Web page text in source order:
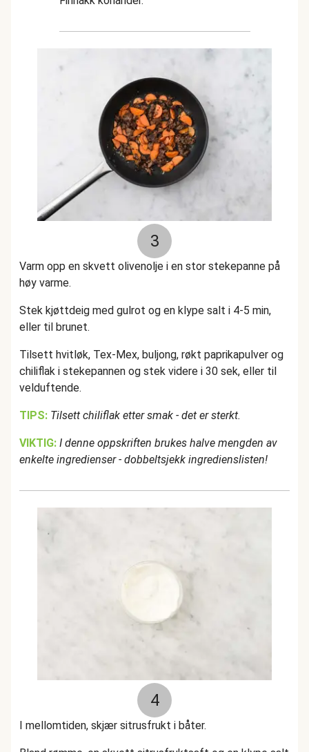
3
Varm opp en skvett olivenolje i en stor stekepanne på
høy varme.
Stek kjøttdeig med gulrot og en klype salt i 4-5 min,
eller til brunet.
Tilsett hvitløk, Tex-Mex, buljong, røkt paprikapulver og
chiliflak i stekepannen og stek videre i 30 sek, eller til
velduftende.
TIPS: Tilsett chiliflak etter smak - det er sterkt.
VIKTIG: I denne oppskriften brukes halve mengden av
enkelte ingredienser - dobbeltsjekk ingredienslisten!
4
I mellomtiden, skjær sitrusfrukt i båter.